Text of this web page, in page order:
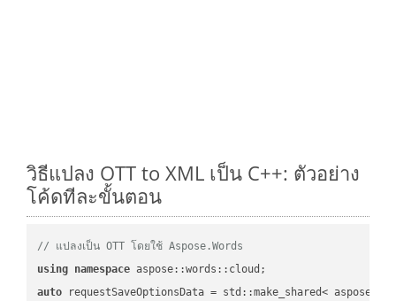
วิธีแปลง OTT to XML เป็น C++: ตัวอย่าง
โค้ดทีละขั้นตอน
// แปลงเป็น OTT โดยใช้ Aspose.Words
using namespace
auto requestSaveOptionsData = std::make_shared<